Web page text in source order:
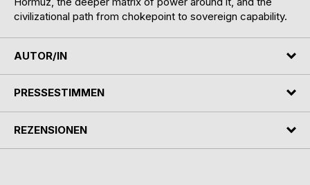
civilizational path from chokepoint to sovereign capability.
AUTOR/IN
PRESSESTIMMEN
REZENSIONEN